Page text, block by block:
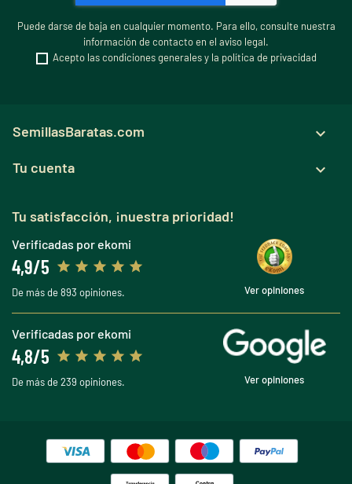
Puede darse de baja en cualquier momento. Para ello, consulte nuestra
información de contacto en el aviso legal.
Acepto las condiciones generales y la política de privacidad
SemillasBaratas.com 
Tu cuenta 
Tu satisfacción, ¡nuestra prioridad!
Verificadas por ekomi
4,9/5
De más de 893 opiniones. Ver opiniones
Verificadas por ekomi
4,8/5
De más de 239 opiniones. Ver opiniones